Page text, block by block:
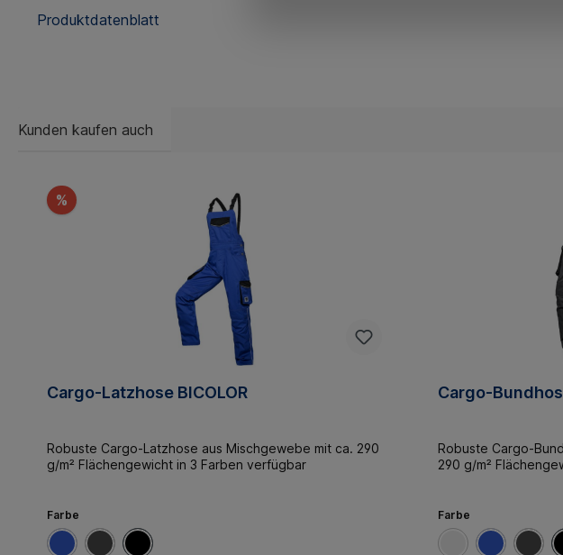
Produktdatenblatt
Kunden kaufen auch
%
Cargo-Latzhose BICOLOR
Robuste Cargo-Latzhose aus Mischgewebe mit ca. 290
g/m² Flächengewicht in 3 Farben verfügbar
Farbe
Cargo-
Robuste Cargo-
290 g/m²
Farbe